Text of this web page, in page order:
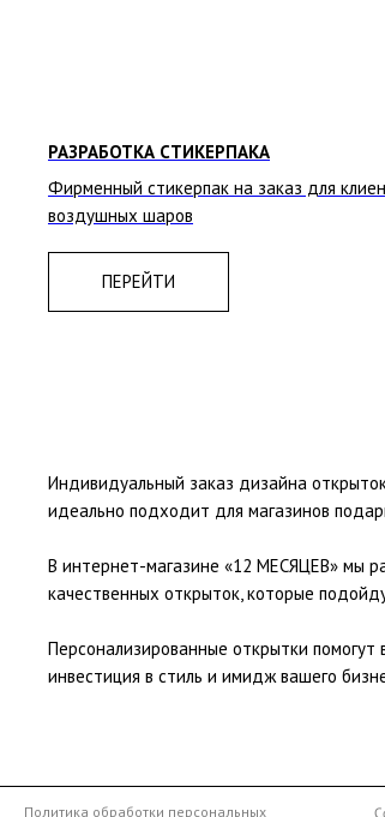
РАЗРАБОТКА СТИКЕРПАКА
Фирменный стикерпак на заказ для
воздушных шаров
ПЕРЕЙТИ
Индивидуальный заказ дизайна
идеально подходит для магазинов
В интернет-магазине «12 МЕСЯЦЕВ» мы
качественных открыток, которые
Персонализированные открытки
инвестиция в стиль и имидж вашего
Политика обработки персональных